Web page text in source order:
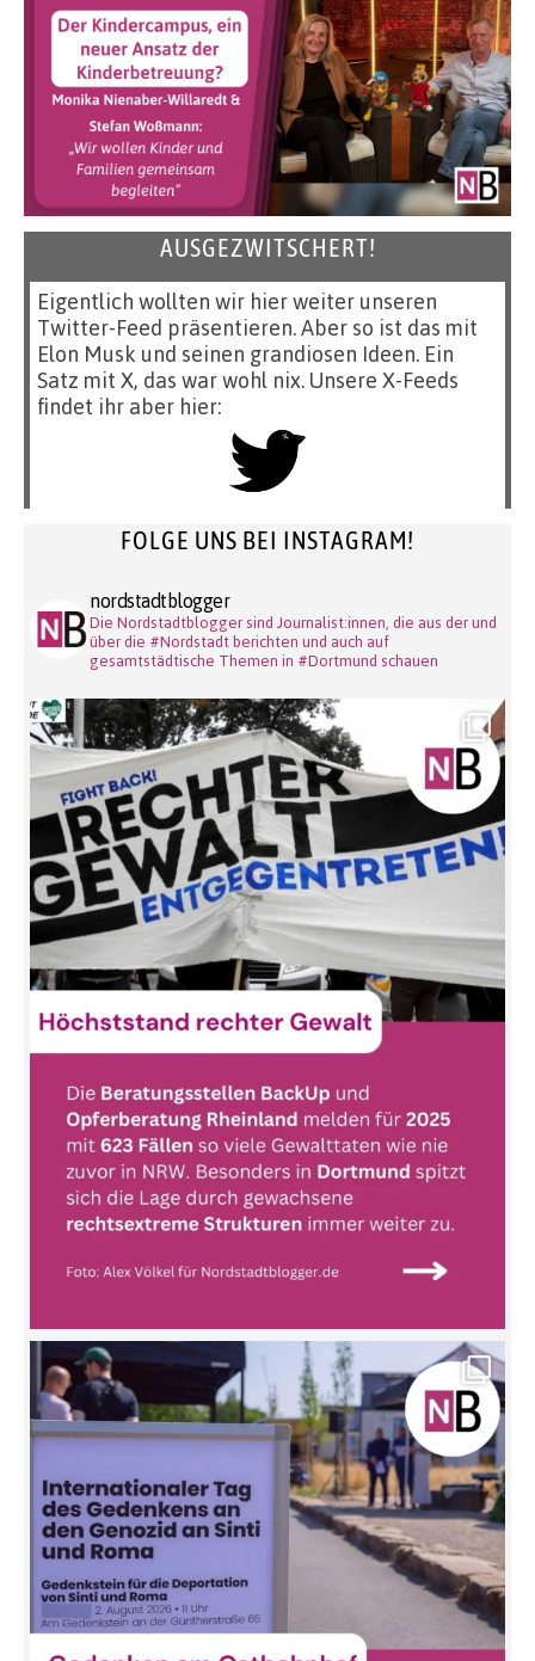
AUSGEZWITSCHERT!
Eigentlich wollten wir hier weiter unseren
Twitter-Feed präsentieren. Aber so ist das mit
Elon Musk und seinen grandiosen Ideen. Ein
Satz mit X, das war wohl nix. Unsere X-Feeds
findet ihr aber hier:
FOLGE UNS BEI INSTAGRAM!
nordstadtblogger
Die Nordstadtblogger sind Journalist:innen, die aus der und
über die #Nordstadt berichten und auch auf
gesamtstädtische Themen in #Dortmund schauen